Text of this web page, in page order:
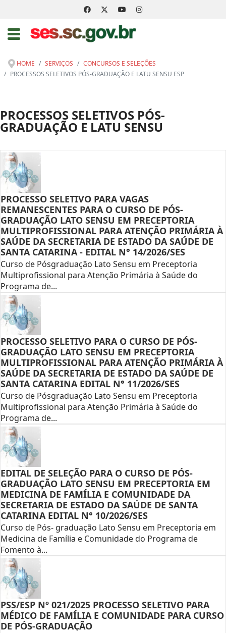
HOME SERVIÇOS
CONCURSOS E SELEÇÕES
PROCESSOS SELETIVOS PÓS-GRADUAÇÃO E LATU SENSU ESP
PROCESSOS SELETIVOS PÓS-
GRADUAÇÃO E LATU SENSU
PROCESSO SELETIVO PARA VAGAS
REMANESCENTES PARA O CURSO DE PÓS-
GRADUAÇÃO LATO SENSU EM PRECEPTORIA
MULTIPROFISSIONAL PARA ATENÇÃO PRIMÁRIA À
SAÚDE DA SECRETARIA DE ESTADO DA SAÚDE DE
SANTA CATARINA - EDITAL N° 14/2026/SES
Curso de Pósgraduação Lato Sensu em Preceptoria
Multiprofissional para Atenção Primária à Saúde do
Programa de...
PROCESSO SELETIVO PARA O CURSO DE PÓS-
GRADUAÇÃO LATO SENSU EM PRECEPTORIA
MULTIPROFISSIONAL PARA ATENÇÃO PRIMÁRIA À
SAÚDE DA SECRETARIA DE ESTADO DA SAÚDE DE
SANTA CATARINA EDITAL N° 11/2026/SES
Curso de Pósgraduação Lato Sensu em Preceptoria
Multiprofissional para Atenção Primária à Saúde do
Programa de...
EDITAL DE SELEÇÃO PARA O CURSO DE PÓS-
GRADUAÇÃO LATO SENSU EM PRECEPTORIA EM
MEDICINA DE FAMÍLIA E COMUNIDADE DA
SECRETARIA DE ESTADO DA SAÚDE DE SANTA
CATARINA EDITAL N° 10/2026/SES
Curso de Pós- graduação Lato Sensu em Preceptoria em
Medicina de Família e Comunidade do Programa de
Fomento à...
PSS/ESP Nº 021/2025 PROCESSO SELETIVO PARA
MÉDICO DE FAMÍLIA E COMUNIDADE PARA CURSO
DE PÓS-GRADUAÇÃO